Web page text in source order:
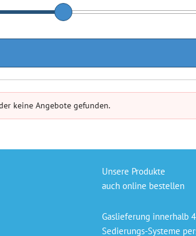
keine Angebote gefunden.
Unsere Produkte
auch online bestellen
Gaslieferung innerhalb
Sedierungs-Systeme